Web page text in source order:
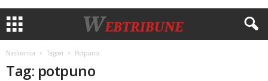
Naslovnica Tagovi Potpuno
Tag: potpuno